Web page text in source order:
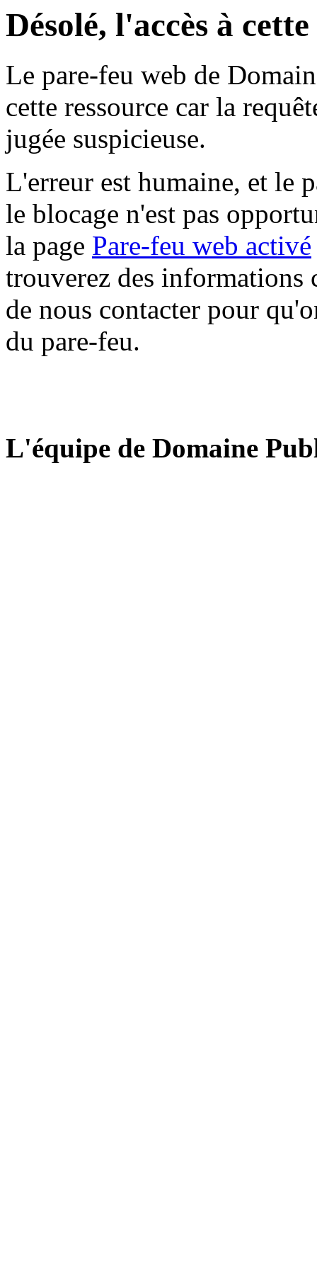
Désolé, l'accès à
Le pare-feu web de
cette ressource car la
jugée suspicieuse.
L'erreur est humaine, et le
le blocage n'est pas
la page Pare-feu web activé
trouverez des informations
de nous contacter pour
du pare-feu.
L'équipe de Domaine